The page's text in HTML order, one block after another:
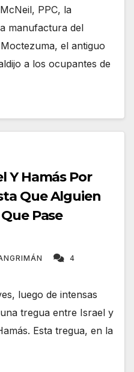
PPC, la
manufactura del
el antiguo
a los ocupantes de
Y Hamás Por
Que Alguien
Pase
4
luego de intensas
tregua entre Israel y
Esta tregua, en la